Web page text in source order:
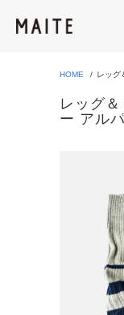
HOME レッグ
レッグ
ー アル